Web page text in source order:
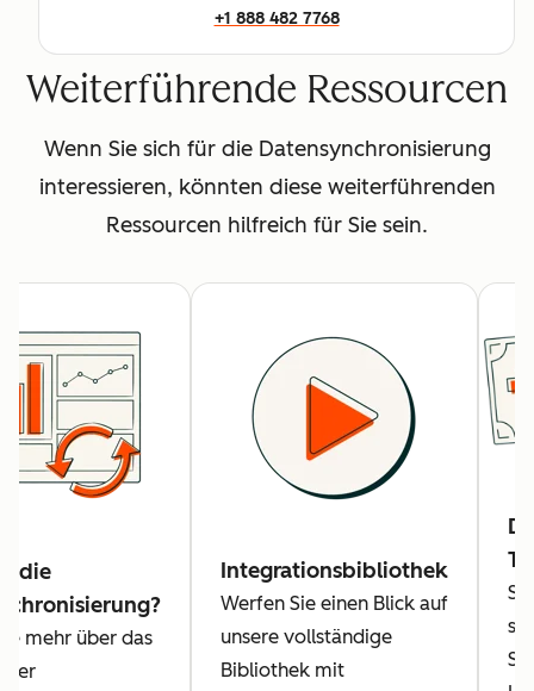
+1 888 482 7768
Weiterführende Ressourcen
Wenn Sie sich für die Datensynchronisierung
interessieren, könnten diese weiterführenden
Ressourcen hilfreich für Sie sein.
die
mehr über das
der
Integrationsbibliothek
Werfen Sie einen Blick auf
unsere vollständige
Bibliothek mit